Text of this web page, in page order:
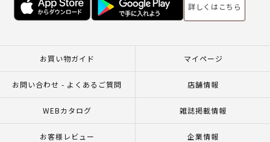
詳しくはこちら
お買い物ガイド マイページ
お問い合わせ - よくあるご質問 店舗情報
WEBカタログ 雑誌掲載情報
お客様レビュー 企業情報